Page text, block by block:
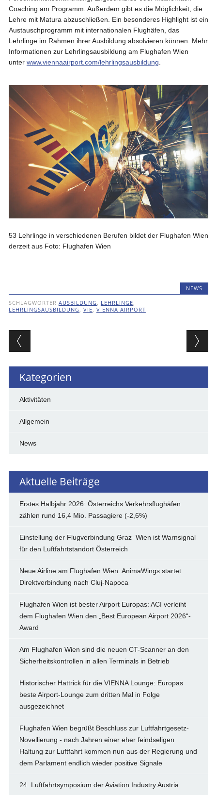
Coaching am Programm. Außerdem gibt es die Möglichkeit, die
Lehre mit Matura abzuschließen. Ein besonderes Highlight ist ein
Austauschprogramm mit internationalen Flughäfen, das
Lehrlinge im Rahmen ihrer Ausbildung absolvieren können. Mehr
Informationen zur Lehrlingsausbildung am Flughafen Wien
unter www.viennaairport.com/lehrlingsausbildung
53 Lehrlinge in verschiedenen Berufen bildet der Flughafen Wien
derzeit aus Foto: Flughafen Wien
NEWS
SCHLAGWÖRTER AUSBILDUNG LEHRLINGE
LEHRLINGSAUSBILDUNG VIE VIENNA AIRPORT
Beitragsnavigation
Kategorien
Aktivitäten
Allgemein
News
Aktuelle Beiträge
Erstes Halbjahr 2026: Österreichs Verkehrsflughäfen
zählen rund 16,4 Mio. Passagiere (-2,6%)
Einstellung der Flugverbindung Graz–Wien ist Warnsignal
für den Luftfahrtstandort Österreich
Neue Airline am Flughafen Wien: AnimaWings startet
Direktverbindung nach Cluj-Napoca
Flughafen Wien ist bester Airport Europas: ACI verleiht
dem Flughafen Wien den „Best European Airport 2026“-
Award
Am Flughafen Wien sind die neuen CT-Scanner an den
Sicherheitskontrollen in allen Terminals in Betrieb
Historischer Hattrick für die VIENNA Lounge: Europas
beste Airport-Lounge zum dritten Mal in Folge
ausgezeichnet
Flughafen Wien begrüßt Beschluss zur Luftfahrtgesetz-
Novellierung - nach Jahren einer eher feindseligen
Haltung zur Luftfahrt kommen nun aus der Regierung und
dem Parlament endlich wieder positive Signale
24. Luftfahrtsymposium der Aviation Industry Austria